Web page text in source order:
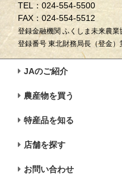
TEL：024-554-5500
FAX：024-554-5512
登録金融機関 ふくしま未来農業
登録番号 東北財務局長（登金）
JAのご紹介
農産物を買う
特産品を知る
店舗を探す
お問い合わせ